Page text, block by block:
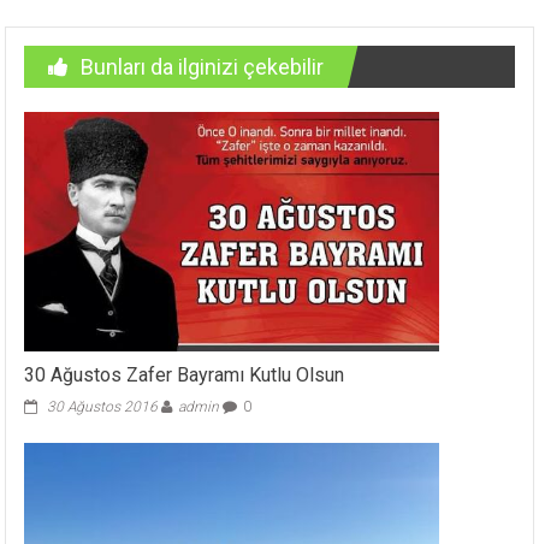
Bunları da ilginizi çekebilir
30 Ağustos Zafer Bayramı Kutlu Olsun
30 Ağustos 2016 admin 0